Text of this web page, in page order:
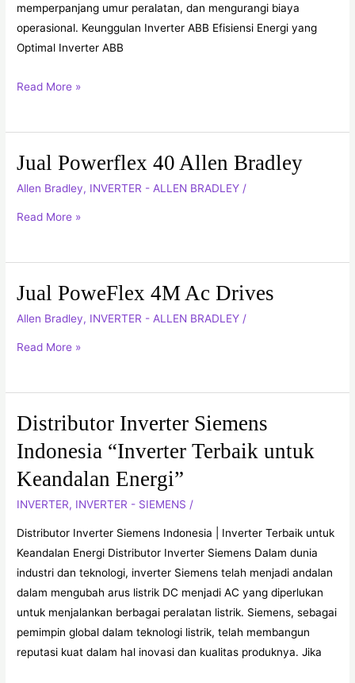
memperpanjang umur peralatan, dan mengurangi biaya
operasional. Keunggulan Inverter ABB Efisiensi Energi yang
Optimal Inverter ABB
Read More »
Jual Powerflex 40 Allen Bradley
Allen Bradley, INVERTER - ALLEN BRADLEY /
Jual
Allen
Read More »
Jual PoweFlex 4M Ac Drives
Allen Bradley, INVERTER - ALLEN BRADLEY /
Jual
Ac
Read More »
Distributor Inverter Siemens
Indonesia “Inverter Terbaik untuk
Keandalan Energi”
INVERTER, INVERTER - SIEMENS /
Distributor Inverter Siemens Indonesia | Inverter Terbaik untuk
Keandalan Energi Distributor Inverter Siemens Dalam dunia
industri dan teknologi, inverter Siemens telah menjadi andalan
dalam mengubah arus listrik DC menjadi AC yang diperlukan
untuk menjalankan berbagai peralatan listrik. Siemens, sebagai
pemimpin global dalam teknologi listrik, telah membangun
reputasi kuat dalam hal inovasi dan kualitas produknya. Jika
Distributor
Siemens
Indonesia
“Inverter
untuk
Keandalan
Energi”